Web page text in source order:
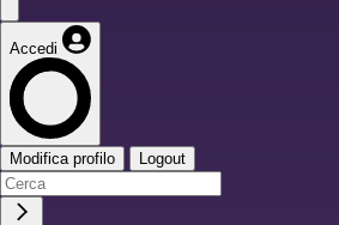
Accedi
Modifica profilo Logout